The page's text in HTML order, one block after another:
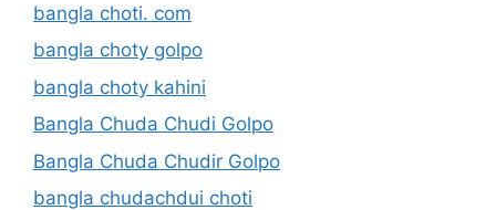
bangla choti. com
bangla choty golpo
bangla choty kahini
Bangla Chuda Chudi Golpo
Bangla Chuda Chudir Golpo
bangla chudachdui choti